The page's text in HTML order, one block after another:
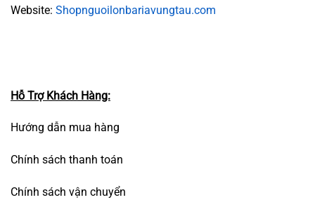
Website: Shopnguoilonbariavungtau.com
Hỗ Trợ Khách Hàng:
Hướng dẫn mua hàng
Chính sách thanh toán
Chính sách vận chuyển